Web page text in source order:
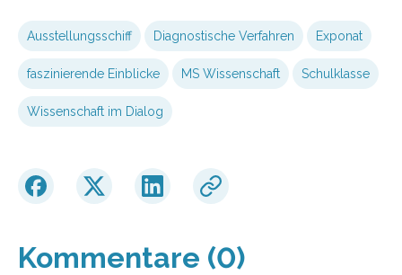
Ausstellungsschiff Diagnostische Verfahren Exponat
faszinierende Einblicke MS Wissenschaft Schulklasse
Wissenschaft im Dialog
Kommentare (0)